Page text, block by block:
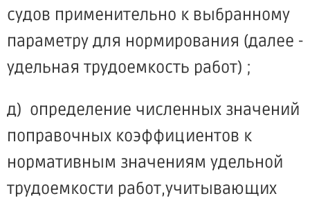
судов применительно к выбранному
параметру для нормирования (далее -
удельная трудоемкость работ) ;
д) определение численных значений
поправочных коэффициентов к
нормативным значениям удельной
трудоемкости работ,учитывающих